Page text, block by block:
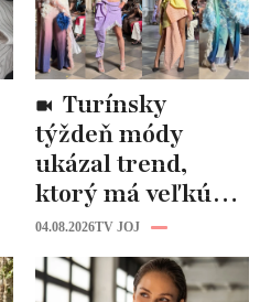
týždeň módy
ukázal trend,
ktorý má veľkú
budúcnosť: Počuli
ste už o tomto
materiáli?
04.08.2026TV JOJ